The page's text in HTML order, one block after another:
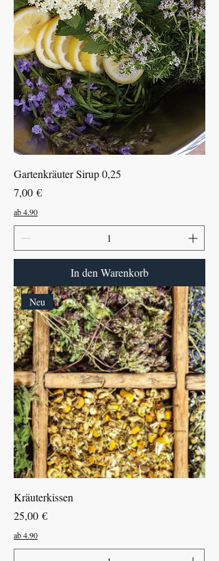
Gartenkräuter Sirup 0,25
Preis
7,00 €
ab 4.90
In den Warenkorb
Neu
Kräuterkissen
Preis
25,00 €
ab 4.90